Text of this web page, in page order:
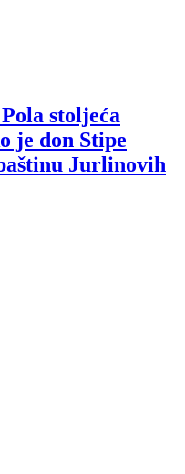
stoljeća
je don Stipe
Jurlinovih